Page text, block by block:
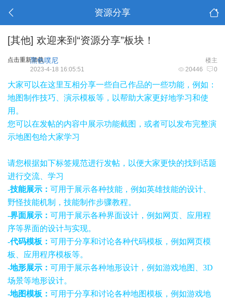
资源分享
[其他] 欢迎来到“资源分享”板块！
点击重新加载 楼主
黑色噗尼
20446 0
2023-4-18 16:05:51
大家可以在这里互相分享一些自己作品的一些功能，例如：
地图制作技巧、演示模板等，以帮助大家更好地学习和使
用。
您可以在发帖的内容中展示功能截图，或者可以发布完整演
示地图包给大家学习
请您根据如下标签规范进行发帖，以便大家更快的找到话题
进行交流、学习
-技能展示： 可用于展示各种技能，例如英雄技能的设计、
野怪技能机制，技能制作步骤教程。
-界面展示： 可用于展示各种界面设计，例如网页、应用程
序等界面的设计与实现。
-代码模板： 可用于分享和讨论各种代码模板，例如网页模
板、应用程序模板等。
-地形展示： 可用于展示各种地形设计，例如游戏地图、3D
场景等地形设计。
-地图模板： 可用于分享和讨论各种地图模板，例如游戏地